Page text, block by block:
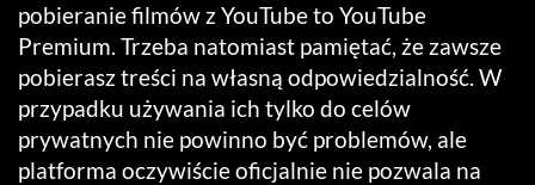
pobieranie filmów z YouTube to YouTube
Premium. Trzeba natomiast pamiętać, że zawsze
pobierasz treści na własną odpowiedzialność. W
przypadku używania ich tylko do celów
prywatnych nie powinno być problemów, ale
platforma oczywiście oficjalnie nie pozwala na